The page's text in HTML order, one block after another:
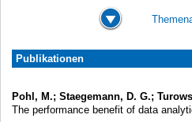
Publikationen
Pohl, M.; Staegemann, D. G.;
The performance benefit of data